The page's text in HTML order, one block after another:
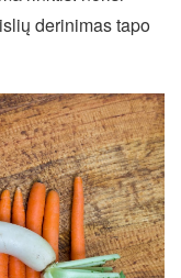
derinimas tapo